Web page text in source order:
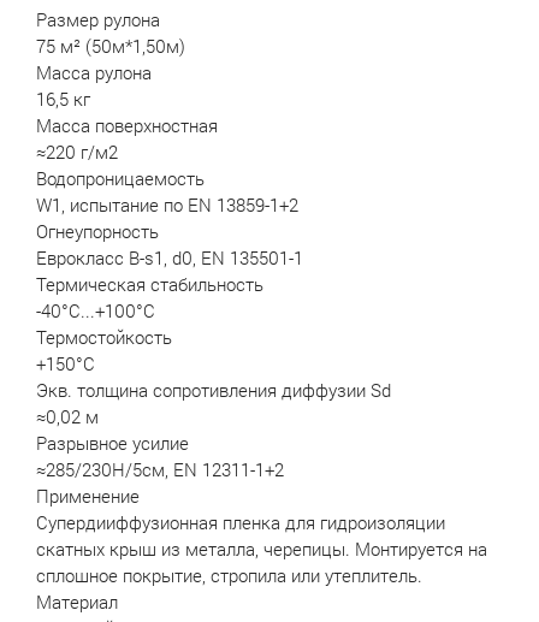
Размер рулона
75 м² (50м*1,50м)
Масса рулона
16,5 кг
Масса поверхностная
≈220 г/м2
Водопроницаемость
W1, испытание по EN 13859-1+2
Огнеупорность
Еврокласс В-s1, d0, EN 135501-1
Термическая стабильность
-40°С...+100°С
Термостойкость
+150°С
Экв. толщина сопротивления диффузии Sd
≈0,02 м
Разрывное усилие
≈285/230Н/5см, EN 12311-1+2
Применение
Супердииффузионная пленка для гидроизоляции
скатных крыш из металла, черепицы. Монтируется на
сплошное покрытие, стропила или утеплитель.
Материал